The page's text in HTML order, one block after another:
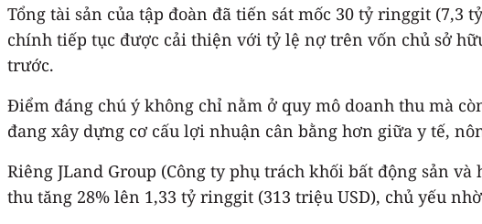
Tổng tài sản của tập đoàn đã tiến sát mốc 30 tỷ ringgit (7,3
chính tiếp tục được cải thiện với tỷ lệ nợ trên vốn chủ sở
trước.
Điểm đáng chú ý không chỉ nằm ở quy mô doanh thu mà
đang xây dựng cơ cấu lợi nhuận cân bằng hơn giữa y tế,
Riêng JLand Group (Công ty phụ trách khối bất động sản
thu tăng 28% lên 1,33 tỷ ringgit (313 triệu USD), chủ yếu